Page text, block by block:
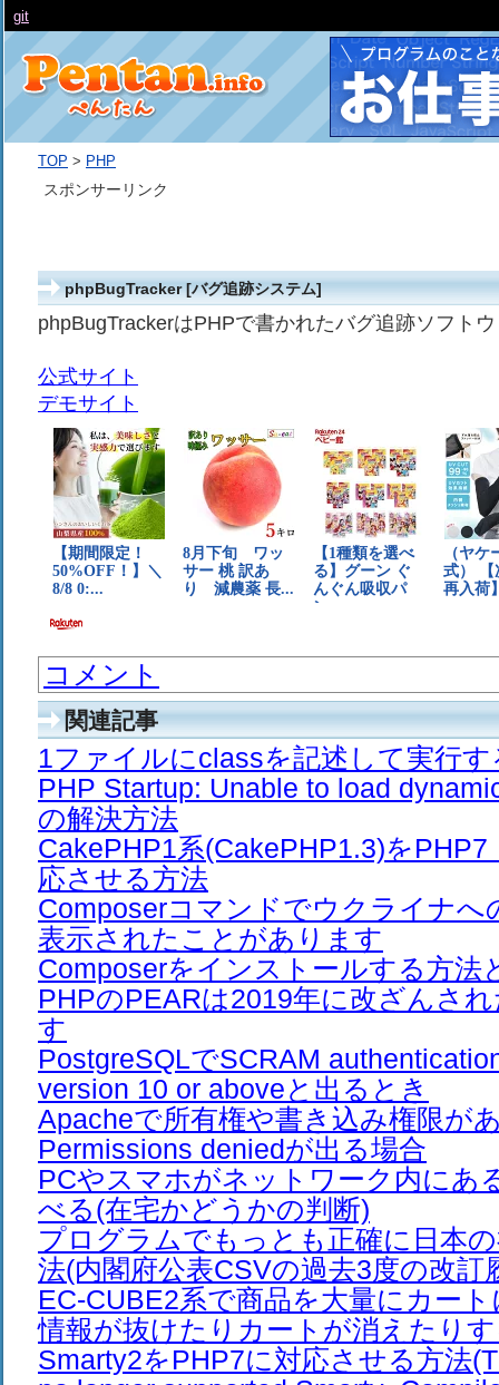
TOP > PHP
phpBugTracker [バグ追跡システム]
phpBugTrackerはPHPで書かれたバグ追跡ソフト
公式サイト
デモサイト
コメント
関連記事
1ファイルにclassを記述して実行す
PHP Startup: Unable to load
の解決方法
CakePHP1系(CakePHP1.3)をPHP7
応させる方法
Composerコマンドでウクライナへ
表示されたことがあります
Composerをインストールする方法
PHPのPEARは2019年に改ざんさ
す
PostgreSQLでSCRAM
version 10 or aboveと出るとき
Apacheで所有権や書き込み権限が
Permissions deniedが出る場合
PCやスマホがネットワーク内にあ
べる(在宅かどうかの判断)
プログラムでもっとも正確に日本
法(内閣府公表CSVの過去3度の改訂
EC-CUBE2系で商品を大量にカー
情報が抜けたりカートが消えたり
Smarty2をPHP7に対応させる方法
スポンサーリンク
git